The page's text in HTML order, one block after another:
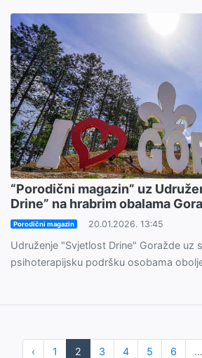
“Porodični magazin” uz
Drine” na hrabrim obalama
Porodični magazin 20.01.2026. 13:45
Udruženje "Svjetlost Drine" Goražde uz
psihoterapijsku podršku osobama
‹ 1 2 3 4 5 6 ...